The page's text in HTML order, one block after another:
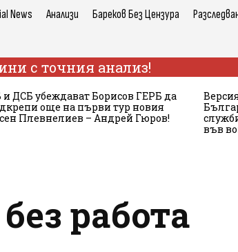
News Анализи Бареков Без Цензура
с точния анализ!
ДСБ убеждават Борисов ГЕРБ да
още на първи тур новия
Плевнелиев – Андрей Гюров!
във
работа